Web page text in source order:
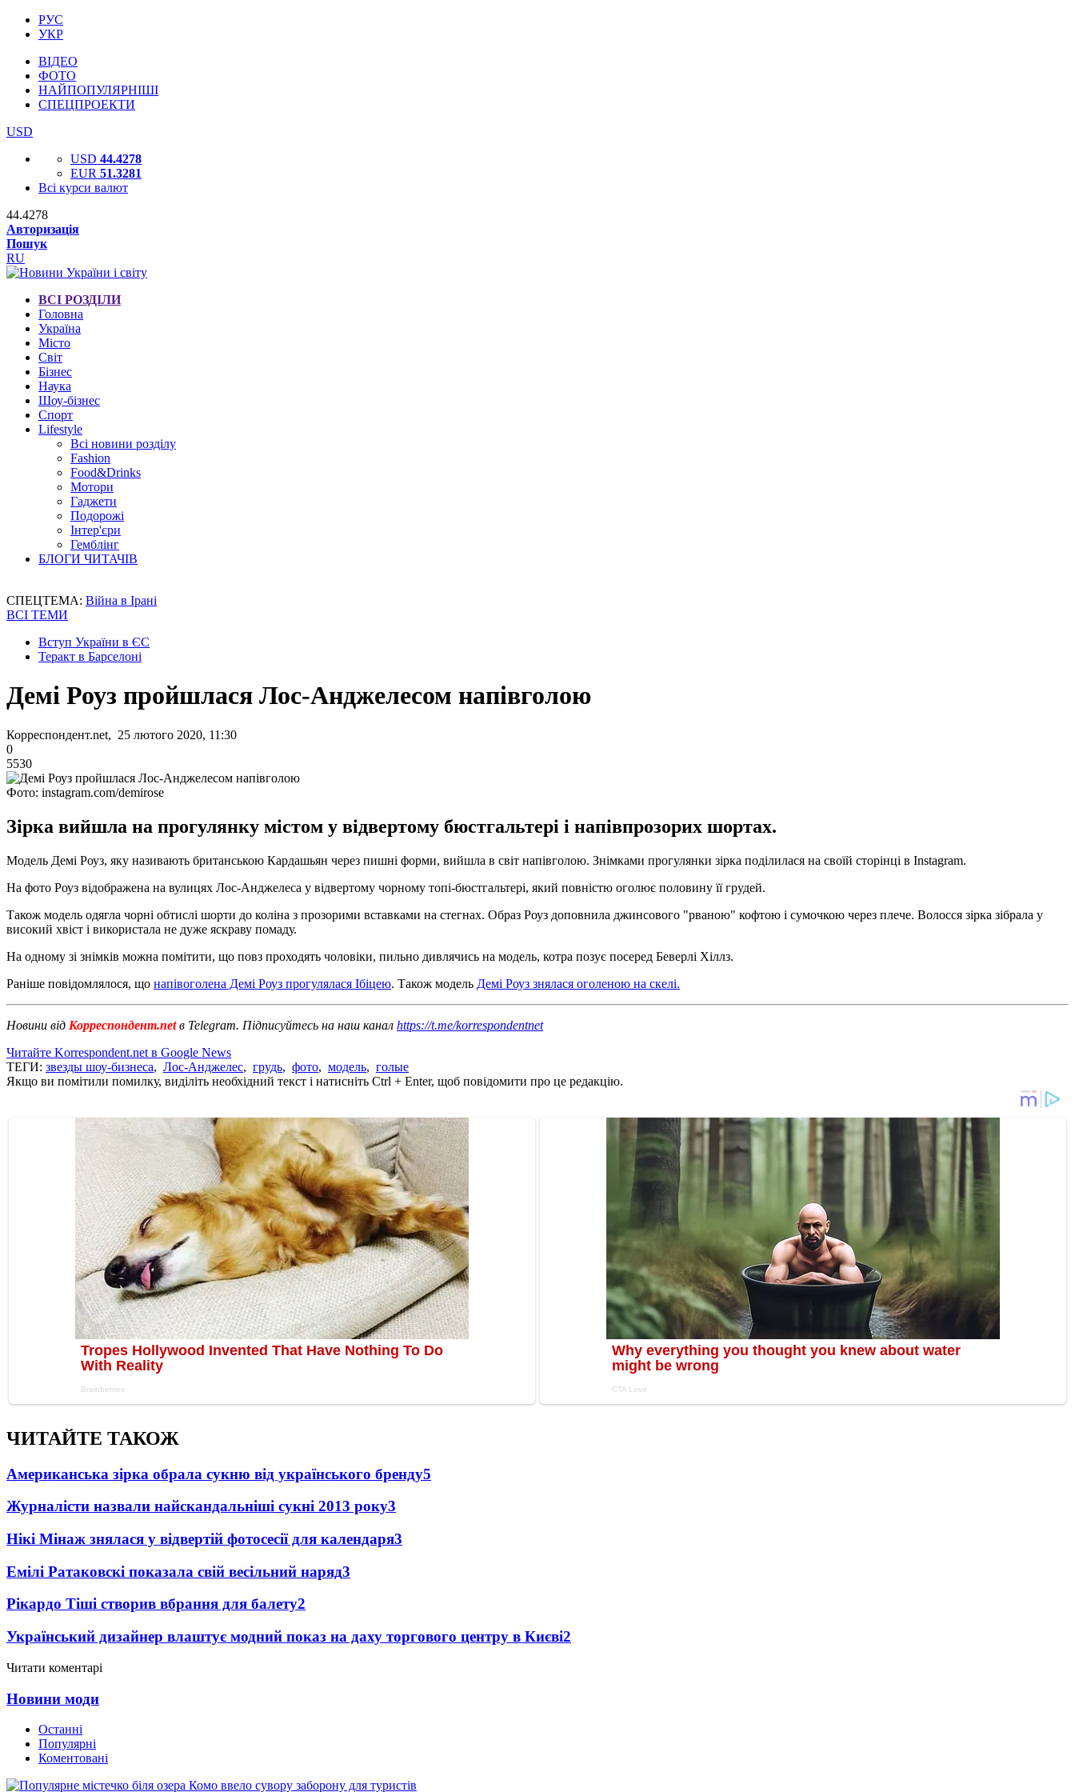
РУС
УКР
ВІДЕО
ФОТО
НАЙПОПУЛЯРНІШІ
СПЕЦПРОЕКТИ
USD
USD 44.4278
EUR 51.3281
Всі курси валют
44.4278
Авторизація
Пошук
RU
ВСІ РОЗДІЛИ
Головна
Україна
Місто
Світ
Бізнес
Наука
Шоу-бізнес
Спорт
Lifestyle
Всі новини розділу
Fashion
Food&Drinks
Мотори
Гаджети
Подорожі
Інтер'єри
Гемблінг
БЛОГИ ЧИТАЧІВ
СПЕЦТЕМА: Війна в Ірані
ВСІ ТЕМИ
Вступ України в ЄС
Теракт в Барселоні
Демі Роуз пройшлася Лос-Анджелесом напівголою
Корреспондент.net, 25 лютого 2020, 11:30
0
5530
Фото: instagram.com/demirose
Зірка вийшла на прогулянку містом у відвертому бюстгальтері і напівпрозорих шортах.
Модель Демі Роуз, яку називають британською Кардашьян через пишні форми, вийшла в світ напівголою. Знімками прогулянки зірка поділилася на своїй сторінці в Instagram.
На фото Роуз відображена на вулицях Лос-Анджелеса у відвертому чорному топі-бюстгальтері, який повністю оголює половину її грудей.
Також модель одягла чорні обтислі шорти до коліна з прозорими вставками на стегнах. Образ Роуз доповнила джинсового "рваною" кофтою і сумочкою через плече. Волосся зірка зібрала у
високий хвіст і використала не дуже яскраву помаду.
На одному зі знімків можна помітити, що повз проходять чоловіки, пильно дивлячись на модель, котра позує посеред Беверлі Хіллз.
Раніше повідомлялося, що напівоголена Демі Роуз прогулялася Ібіцею. Також модель Демі Роуз знялася оголеною на скелі.
Новини від Корреспондент.netв Telegram. Підписуйтесь на наш канал https://t.me/korrespondentnet
Читайте Korrespondent.net в Google News
ТЕГИ: звезды шоу-бизнеса, Лос-Анджелес, грудь, фото, модель, голые
Якщо ви помітили помилку, виділіть необхідний текст і натисніть Ctrl + Enter, щоб повідомити про це редакцію.
ЧИТАЙТЕ ТАКОЖ
Американська зірка обрала сукню від українського бренду5
Журналісти назвали найскандальніші сукні 2013 року3
Нікі Мінаж знялася у відвертій фотосесії для календаря3
Емілі Ратаковскі показала свій весільний наряд3
Рікардо Тіші створив вбрання для балету2
Український дизайнер влаштує модний показ на даху торгового центру в Києві2
Читати коментарі
Новини моди
Останні
Популярні
Коментовані